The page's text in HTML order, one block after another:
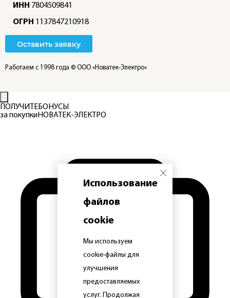
ИНН 7804509841
ОГРН 1137847210918
Оставить заявку
Работаем с 1998 года © ООО «Новатек-Электро»
Использование
файлов
cookie
Мы используем
cookie-файлы для
улучшения
предоставляемых
услуг. Продолжая
ПОЛУЧИТЕБОНУСЫ
за покупкиНОВАТЕК-ЭЛЕКТРО